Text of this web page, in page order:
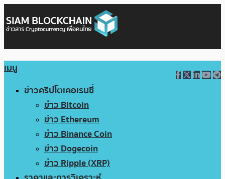
เมนู
ข่าวคริปโตเคอเรนซี่
ข่าว Bitcoin
ข่าว Ethereum
ข่าว Binance Coin
ข่าว Dogecoin
ข่าว Ripple (XRP)